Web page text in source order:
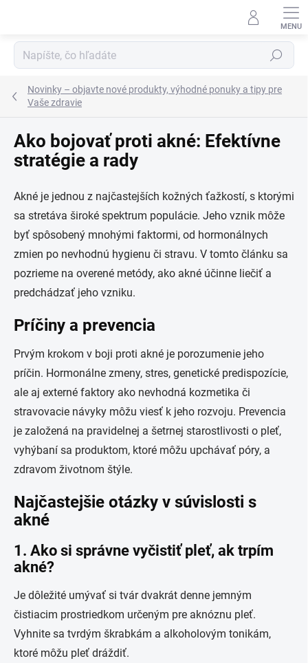
Hľadať
Novinky – objavte nové produkty, výhodné ponuky a tipy pre
Vaše zdravie
Ako bojovať proti akné: Efektívne
stratégie a rady
Akné je jednou z najčastejších kožných ťažkostí, s ktorými
sa stretáva široké spektrum populácie. Jeho vznik môže
byť spôsobený mnohými faktormi, od hormonálnych
zmien po nevhodnú hygienu či stravu. V tomto článku sa
pozrieme na overené metódy, ako akné účinne liečiť a
predchádzať jeho vzniku.
Príčiny a prevencia
Prvým krokom v boji proti akné je porozumenie jeho
príčin. Hormonálne zmeny, stres, genetické predispozície,
ale aj externé faktory ako nevhodná kozmetika či
stravovacie návyky môžu viesť k jeho rozvoju. Prevencia
je založená na pravidelnej a šetrnej starostlivosti o pleť,
vyhýbaní sa produktom, ktoré môžu upchávať póry, a
zdravom životnom štýle.
Najčastejšie otázky v súvislosti s
akné
1. Ako si správne vyčistiť pleť, ak trpím
akné?
Je dôležité umývať si tvár dvakrát denne jemným
čistiacim prostriedkom určeným pre aknóznu pleť.
Vyhnite sa tvrdým škrabkám a alkoholovým tonikám,
ktoré môžu pleť dráždiť.